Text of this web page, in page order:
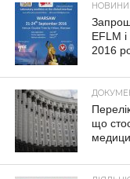
НОВИНИ
EFLM
2016
що